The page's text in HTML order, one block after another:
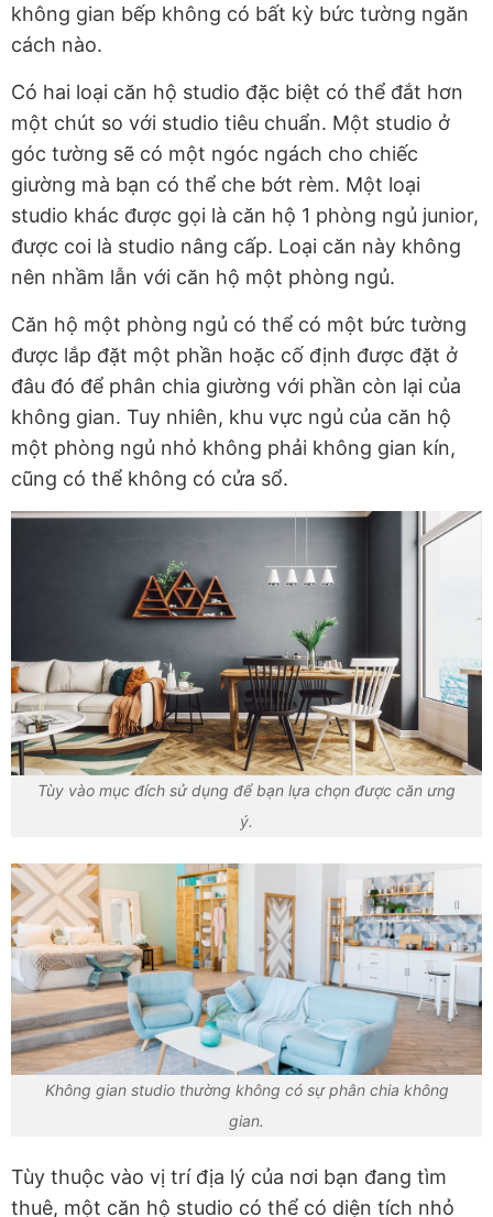
không gian bếp không có bất kỳ bức tường ngăn
cách nào.
Có hai loại căn hộ studio đặc biệt có thể đắt hơn
một chút so với studio tiêu chuẩn. Một studio ở
góc tường sẽ có một ngóc ngách cho chiếc
giường mà bạn có thể che bớt rèm. Một loại
studio khác được gọi là căn hộ 1 phòng ngủ junior,
được coi là studio nâng cấp. Loại căn này không
nên nhầm lẫn với căn hộ một phòng ngủ.
Căn hộ một phòng ngủ có thể có một bức tường
được lắp đặt một phần hoặc cố định được đặt ở
đâu đó để phân chia giường với phần còn lại của
không gian. Tuy nhiên, khu vực ngủ của căn hộ
một phòng ngủ nhỏ không phải không gian kín,
cũng có thể không có cửa sổ.
Tùy vào mục đích sử dụng để bạn lựa chọn được căn ưng
ý.
Không gian studio thường không có sự phân chia không
gian.
Tùy thuộc vào vị trí địa lý của nơi bạn đang tìm
thuê, một căn hộ studio có thể có diện tích nhỏ